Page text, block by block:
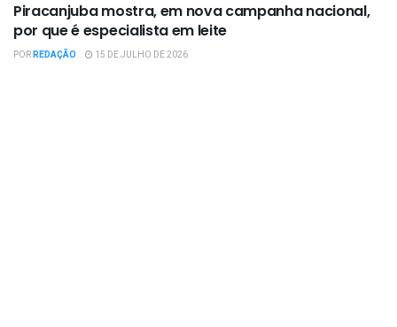
Piracanjuba mostra, em nova campanha nacional,
por que é especialista em leite
PORREDAÇÃO 15 DE JULHO DE 2026